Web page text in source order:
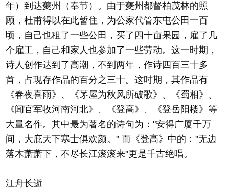
年）到达夔州（奉节）。由于夔州都督柏茂林的照
顾，杜甫得以在此暂住，为公家代管东屯公田一百
顷，自己也租了一些公田，买了四十亩果园，雇了几
个雇工，自己和家人也参加了一些劳动。这一时期，
诗人创作达到了高潮，不到两年，作诗四百三十多
首，占现存作品的百分之三十。这时期，其作品有
《春夜喜雨》、《茅屋为秋风所破歌》、《蜀相》、
《闻官军收河南河北》、《登高》、《登岳阳楼》等
大量名作。其中最为著名的诗句为："安得广厦千万
间，大庇天下寒士俱欢颜。" 而《登高》中的："无边
落木萧萧下，不尽长江滚滚来"更是千古绝唱。
江舟长逝